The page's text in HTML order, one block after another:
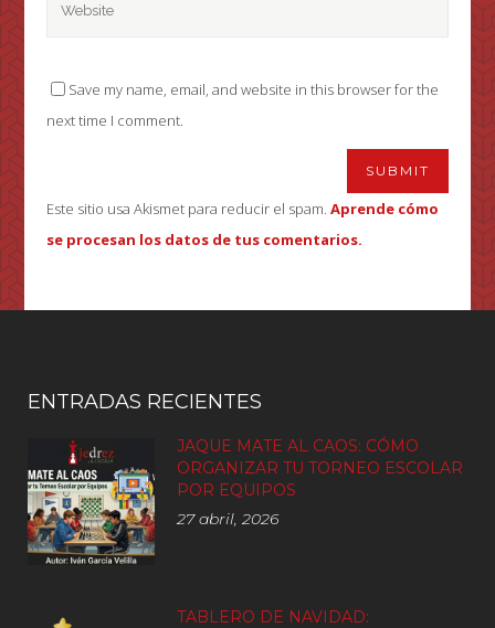
Save my name, email, and website in this browser for the
next time I comment.
Este sitio usa Akismet para reducir el spam.Aprende cómo
se procesan los datos de tus comentarios.
ENTRADAS RECIENTES
JAQUE MATE AL CAOS: CÓMO
ORGANIZAR TU TORNEO ESCOLAR
POR EQUIPOS
27 abril, 2026
TABLERO DE NAVIDAD: